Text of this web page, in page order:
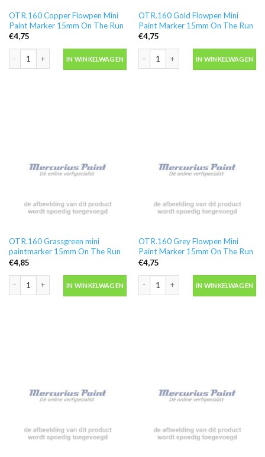
OTR.160 Copper Flowpen Mini
Paint Marker 15mm On The Run
€4,75
OTR.160 Copper Flowpen Mini Paint Marker 15mm On The Run aantal
IN WINKELWAGEN
OTR.160 Gold Flowpen Mini
Paint Marker 15mm On The Run
€4,75
OTR.160 Gold Flowpen Mini Paint
IN WINKELWAGEN
OTR.160 Grassgreen mini
paintmarker 15mm On The Run
€4,85
IN WINKELWAGEN
OTR.160 Grey Flowpen Mini
Paint Marker 15mm On The Run
€4,75
IN WINKELWAGEN